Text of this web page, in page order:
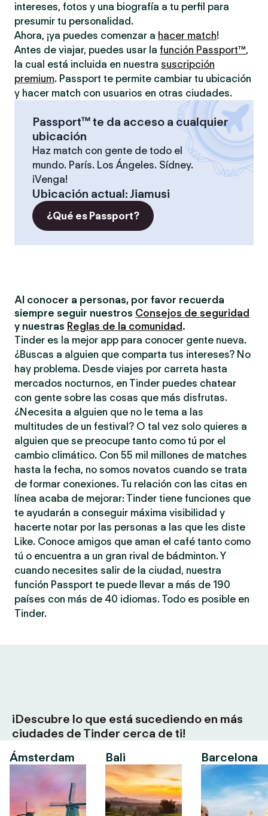
intereses, fotos y una biografía a tu perfil para
presumir tu personalidad.
Ahora, ¡ya puedes comenzar a hacer match!
Antes de viajar, puedes usar la función Passport™,
la cual está incluida en nuestra suscripción
premium. Passport te permite cambiar tu ubicación
y hacer match con usuarios en otras ciudades.
Passport™ te da acceso a cualquier
ubicación
Haz match con gente de todo el
mundo. París. Los Ángeles. Sídney.
¡Venga!
Ubicación actual:Jiamusi
¿Qué es Passport?
Al conocer a personas, por favor recuerda
siempre seguir nuestros Consejos de seguridad
y nuestras Reglas de la comunidad .
Tinder es la mejor app para conocer gente nueva.
¿Buscas a alguien que comparta tus intereses? No
hay problema. Desde viajes por carreta hasta
mercados nocturnos, en Tinder puedes chatear
con gente sobre las cosas que más disfrutas.
¿Necesita a alguien que no le tema a las
multitudes de un festival? O tal vez solo quieres a
alguien que se preocupe tanto como tú por el
cambio climático. Con 55 mil millones de matches
hasta la fecha, no somos novatos cuando se trata
de formar conexiones. Tu relación con las citas en
línea acaba de mejorar: Tinder tiene funciones que
te ayudarán a conseguir máxima visibilidad y
hacerte notar por las personas a las que les diste
Like. Conoce amigos que aman el café tanto como
tú o encuentra a un gran rival de bádminton. Y
cuando necesites salir de la ciudad, nuestra
función Passport te puede llevar a más de 190
países con más de 40 idiomas. Todo es posible en
Tinder.
¡Descubre lo que está sucediendo en más
ciudades de Tinder cerca de ti!
Ámsterdam
Bali Barcelona